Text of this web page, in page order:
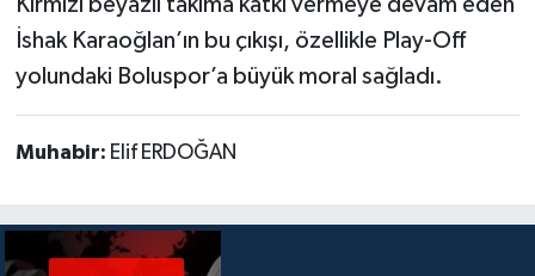
İshak Karaoğlan’ın bu çıkışı, özellikle Play-Off
yolundaki Boluspor’a büyük moral sağladı.
Muhabir: Elif ERDOĞAN